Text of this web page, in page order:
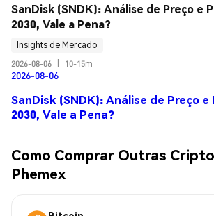
SanDisk (SNDK): Análise de Preço e
2030, Vale a Pena?
Insights de Mercado
2026-08-06
10-15m
2026-08-06
SanDisk (SNDK): Análise de Preço e
2030, Vale a Pena?
Como Comprar Outras
Phemex